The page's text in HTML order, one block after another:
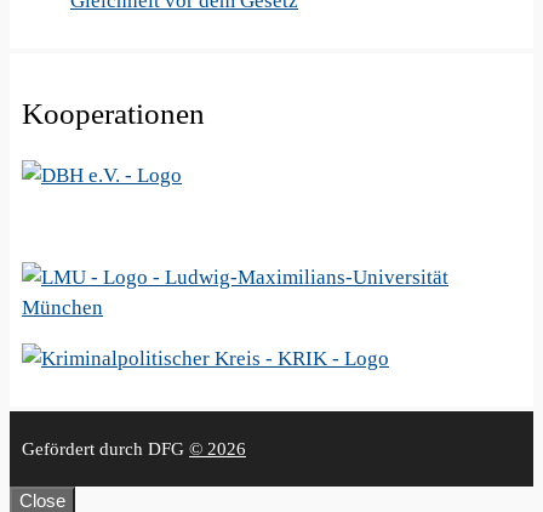
Kooperationen
Gefördert durch DFG © 2026
Close